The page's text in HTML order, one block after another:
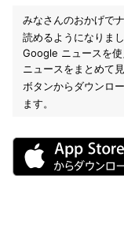
みなさんのおかげで
読めるようになりまし
Google ニュースを
ニュースをまとめて
ボタンからダウンロ
ます。